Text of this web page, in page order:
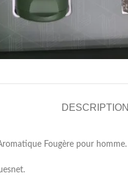
DESCRIPTION
Fougère pour homme.